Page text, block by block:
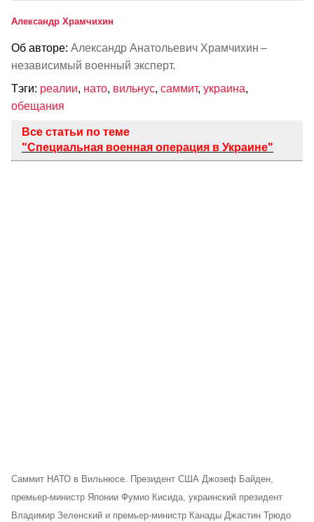
Александр Храмчихин
Об авторе: Александр Анатольевич Храмчихин –
независимый военный эксперт.
Тэги: реалии, нато, вильнус, саммит, украина,
обещания
Все статьи по теме
"Специальная военная операция в Украине"
Саммит НАТО в Вильнюсе. Президент США Джозеф Байден,
премьер-министр Японии Фумио Кисида, украинский президент
Владимир Зеленский и премьер-министр Канады Джастин Трюдо